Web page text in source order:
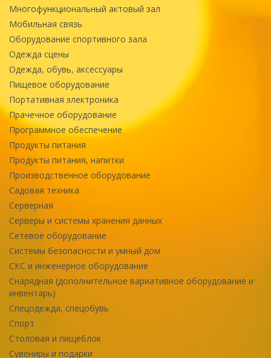
Многофункциональный актовый зал
Мобильная связь
Оборудование спортивного зала
Одежда сцены
Одежда, обувь, аксессуары
Пищевое оборудование
Портативная электроника
Прачечное оборудование
Программное обеспечение
Продукты питания
Продукты питания, напитки
Производственное оборудование
Садовая техника
Серверная
Серверы и системы хранения данных
Сетевое оборудование
Системы безопасности и умный дом
СКС и инженерное оборудование
Снарядная (дополнительное вариативное оборудование и
инвентарь)
Спецодежда, спецобувь
Спорт
Столовая и пищеблок
Сувениры и подарки